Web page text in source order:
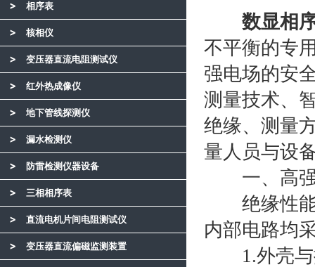
相序表
核相仪
变压器直流电阻测试仪
红外热成像仪
地下管线探测仪
漏水检测仪
防雷检测仪器设备
三相相序表
直流电机片间电阻测试仪
变压器直流偏磁监测装置
数显相
不平衡的专
强电场的安
测量技术、
绝缘、测量
量人员与设
一、高强
绝缘性能
内部电路均
1.外壳与